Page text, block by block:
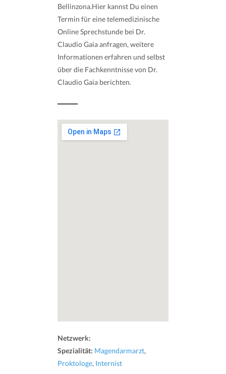
Bellinzona.Hier kannst Du einen
Termin für eine telemedizinische
Online Sprechstunde bei Dr.
Claudio Gaia anfragen, weitere
Informationen erfahren und selbst
über die Fachkenntnisse von Dr.
Claudio Gaia berichten.
Netzwerk:
Spezialität: Magendarmarzt,
Proktologe, Internist